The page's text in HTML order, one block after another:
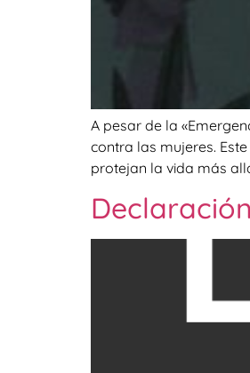
A pesar de la
contra las mujeres.
protejan la vida más